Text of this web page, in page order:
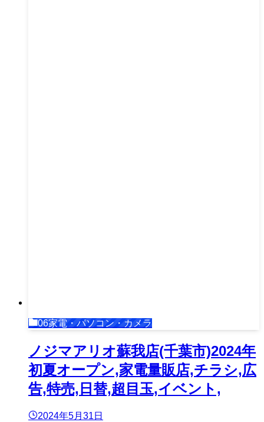
06家電・パソコン・カメラ
ノジマアリオ蘇我店(千葉市)2024年
初夏オープン,家電量販店,チラシ,広
告,特売,日替,超目玉,イベント,
2024年5月31日